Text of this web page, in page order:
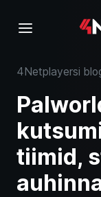
4Netplayersi
tiimid,